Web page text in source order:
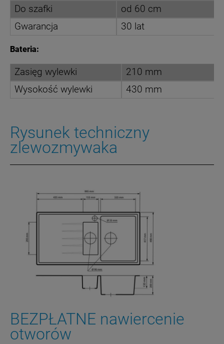
Do szafki
od 60 cm
Gwarancja
30 lat
Bateria:
Zasięg wylewki
210 mm
Wysokość wylewki
430 mm
Rysunek techniczny
zlewozmywaka
BEZPŁATNE nawiercenie
otworów